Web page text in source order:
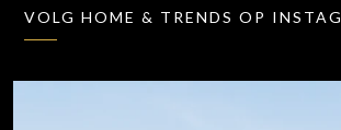
VOLG HOME & TRENDS OP